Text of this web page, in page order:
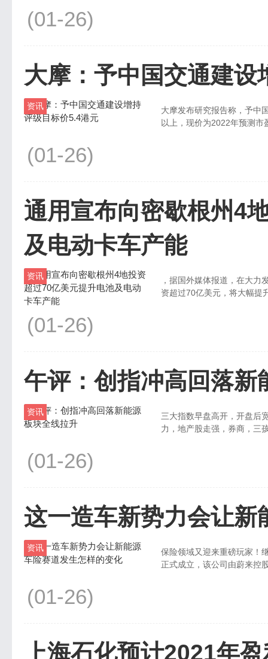
(01-26)
大摩：予中国交通建
资讯
大摩发布研究报告称，予中
以上，现价为2022年预测市
(01-26)
通用宣布向密歇根州4
及电动卡车产能
资讯
，据国外媒体报道，在大力
资超过70亿美元，将大幅提
(01-26)
午评：创指冲高回落新
资讯
三大指数早盘高开，开盘后
力，地产股走强，券商，三
(01-26)
这一造车新势力会让新
资讯
保险领域又迎来重磅玩家！
正式成立，该公司由蔚来控
(01-26)
上海石化预计2021年